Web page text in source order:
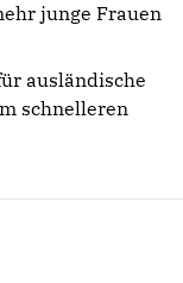
junge Frauen
ausländi­sche
schnelleren